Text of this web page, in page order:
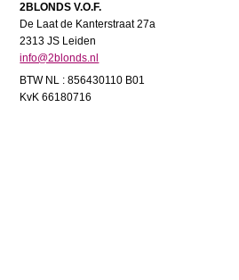
2BLONDS V.O.F.
De Laat de Kanterstraat 27a
2313 JS Leiden
info@2blonds.nl
BTW NL : 856430110 B01
KvK 66180716